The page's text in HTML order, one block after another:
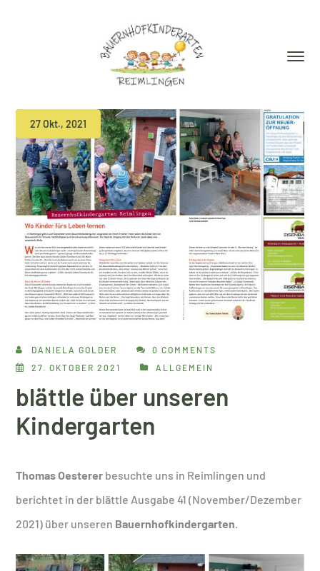
27 Okt., 2021
DANIELA GOLDER
0 COMMENTS
27. OKTOBER 2021
ALLGEMEIN
blättle über unseren
Kindergarten
Thomas Oesterer besuchte uns in Reimlingen und
berichtet in der blättle Ausgabe 41 (November/Dezember
2021) über unseren Bauernhofkindergarten.